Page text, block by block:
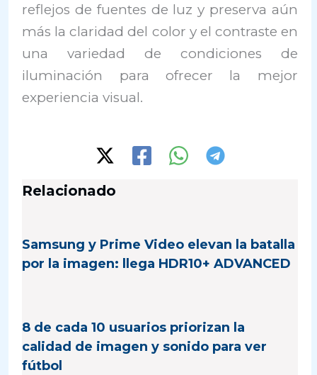
reflejos de fuentes de luz y preserva aún
más la claridad del color y el contraste en
una variedad de condiciones de
iluminación para ofrecer la mejor
experiencia visual.
Relacionado
Samsung y Prime Video elevan la batalla
por la imagen: llega HDR10+ ADVANCED
8 de cada 10 usuarios priorizan la
calidad de imagen y sonido para ver
fútbol